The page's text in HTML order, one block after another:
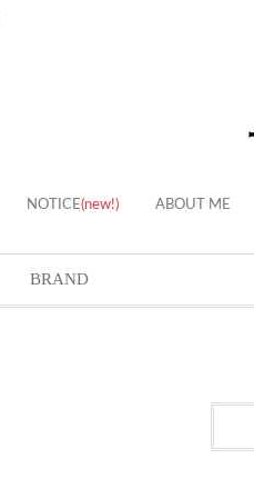
NOTICE(new!) ABOUT ME
BRAND